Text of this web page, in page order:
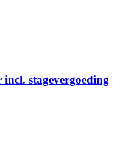
stagevergoeding